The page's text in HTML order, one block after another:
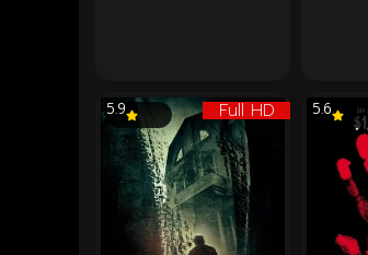
Full HD
5.9 5.6